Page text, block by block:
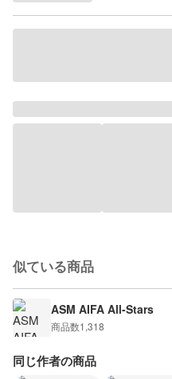
似ている商品
ASM AIFA All-Stars
商品数1,318
同じ作者の商品